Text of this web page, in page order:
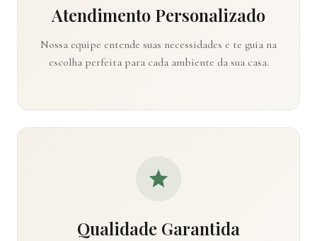
Atendimento Personalizado
Nossa equipe entende suas necessidades e te guia na
escolha perfeita para cada ambiente da sua casa.
Qualidade Garantida